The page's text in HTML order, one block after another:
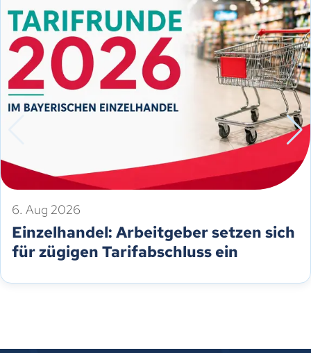
6. Aug 2026
Einzelhandel: Arbeitgeber setzen sich
für zügigen Tarifabschluss ein